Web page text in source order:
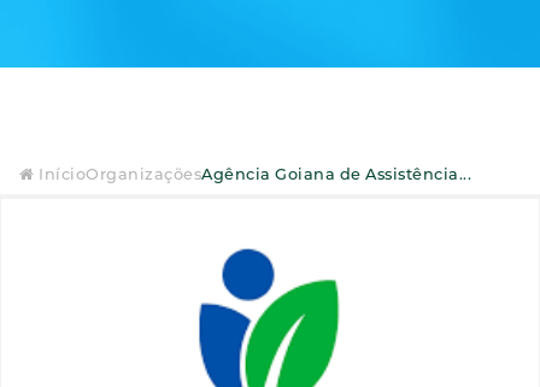
InícioOrganizaçõesAgência Goiana de Assistência...